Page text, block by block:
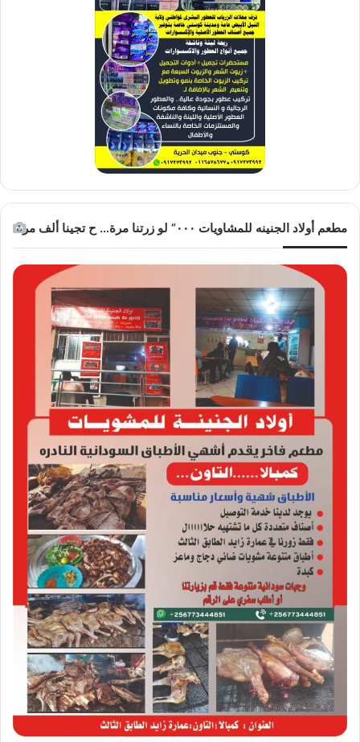
مطعم أولاد الجنينه للمشاويات ٠٠٠” لو زرتنا مرة… ح تجينا ألف مرة